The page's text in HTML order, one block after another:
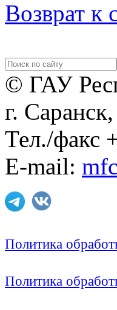
Возврат к
© ГАУ
г.
Тел./факс
E-mail:
Политика
Политика